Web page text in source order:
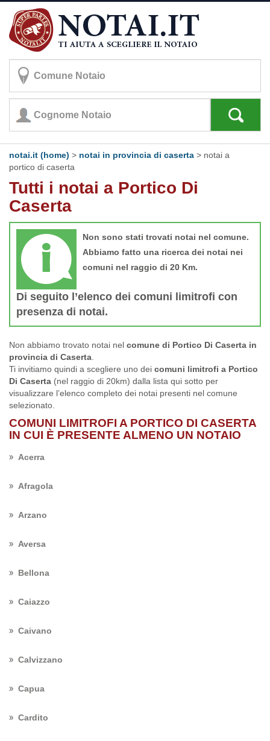
notai.it (home) > notai in provincia di caserta > notai a
portico di caserta
Tutti i notai a Portico Di
Caserta
Non sono stati trovati notai nel comune.
Abbiamo fatto una ricerca dei notai nei
comuni nel raggio di 20 Km.
Di seguito l’elenco dei comuni limitrofi con
presenza di notai.
Non abbiamo trovato notai nel comune di Portico Di Caserta in
provincia di Caserta
Ti invitiamo quindi a scegliere uno dei comuni limitrofi a Portico
Di Caserta (nel raggio di 20km) dalla lista qui sotto per
visualizzare l’elenco completo dei notai presenti nel comune
selezionato.
COMUNI LIMITROFI A PORTICO DI CASERTA
IN CUI È PRESENTE ALMENO UN NOTAIO
Acerra
Afragola
Arzano
Aversa
Bellona
Caiazzo
Caivano
Calvizzano
Capua
Cardito